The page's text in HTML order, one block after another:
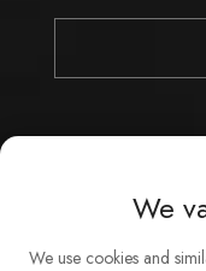
حقوق النشر © شركة شنغهاي Xunzhong للصناعة المحدودة.
We
We use cookies and